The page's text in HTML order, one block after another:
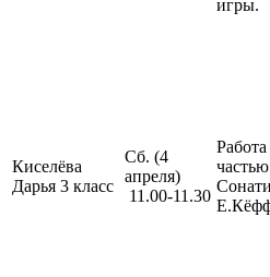
игры.
Киселёва
Дарья 3 класс
Сб. (4
апреля)
11.00-11.30
Работа
частью